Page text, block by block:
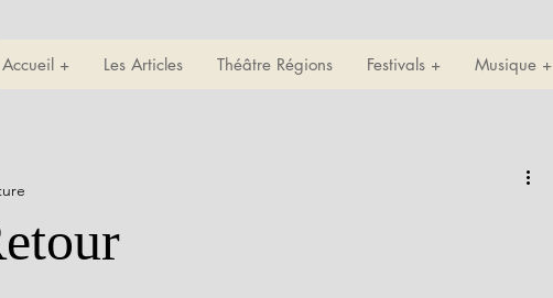
Accueil + Les Articles Théâtre Régions Festivals + Musique +